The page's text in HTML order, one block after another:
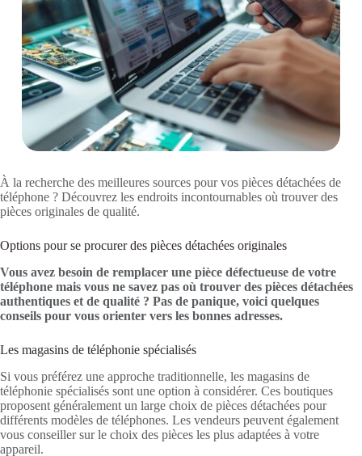
À la recherche des meilleures sources pour vos pièces détachées de
téléphone ? Découvrez les endroits incontournables où trouver des
pièces originales de qualité.
Options pour se procurer des pièces détachées originales
Vous avez besoin de remplacer une pièce défectueuse de votre
téléphone mais vous ne savez pas où trouver des pièces détachées
authentiques et de qualité ? Pas de panique, voici quelques
conseils pour vous orienter vers les bonnes adresses.
Les magasins de téléphonie spécialisés
Si vous préférez une approche traditionnelle, les magasins de
téléphonie spécialisés sont une option à considérer. Ces boutiques
proposent généralement un large choix de pièces détachées pour
différents modèles de téléphones. Les vendeurs peuvent également
vous conseiller sur le choix des pièces les plus adaptées à votre
appareil.